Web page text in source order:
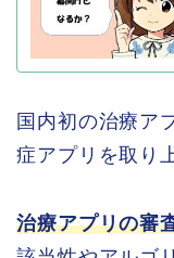
国内初の治療ア
症アプリを取り
治療アプリの審